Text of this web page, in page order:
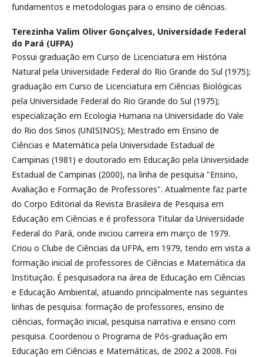
fundamentos e metodologias para o ensino de ciências.
Terezinha Valim Oliver Gonçalves, Universidade Federal
do Pará (UFPA)
Possui graduação em Curso de Licenciatura em História
Natural pela Universidade Federal do Rio Grande do Sul (1975);
graduação em Curso de Licenciatura em Ciências Biológicas
pela Universidade Federal do Rio Grande do Sul (1975);
especialização em Ecologia Humana na Universidade do Vale
do Rio dos Sinos (UNISINOS); Mestrado em Ensino de
Ciências e Matemática pela Universidade Estadual de
Campinas (1981) e doutorado em Educação pela Universidade
Estadual de Campinas (2000), na linha de pesquisa "Ensino,
Avaliação e Formação de Professores". Atualmente faz parte
do Corpo Editorial da Revista Brasileira de Pesquisa em
Educação em Ciências e é professora Titular da Universidade
Federal do Pará, onde iniciou carreira em março de 1979.
Criou o Clube de Ciências da UFPA, em 1979, tendo em vista a
formação inicial de professores de Ciências e Matemática da
Instituição. É pesquisadora na área de Educação em Ciências
e Educação Ambiental, atuando principalmente nas seguintes
linhas de pesquisa: formação de professores, ensino de
ciências, formação inicial, pesquisa narrativa e ensino com
pesquisa. Coordenou o Programa de Pós-graduação em
Educação em Ciências e Matemáticas, de 2002 a 2008. Foi